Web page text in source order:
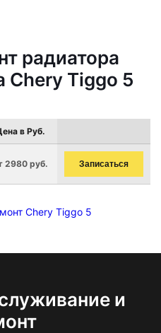
радиатора
Chery Tiggo 5
в Руб.
2980 руб. Записаться
Chery Tiggo 5
и